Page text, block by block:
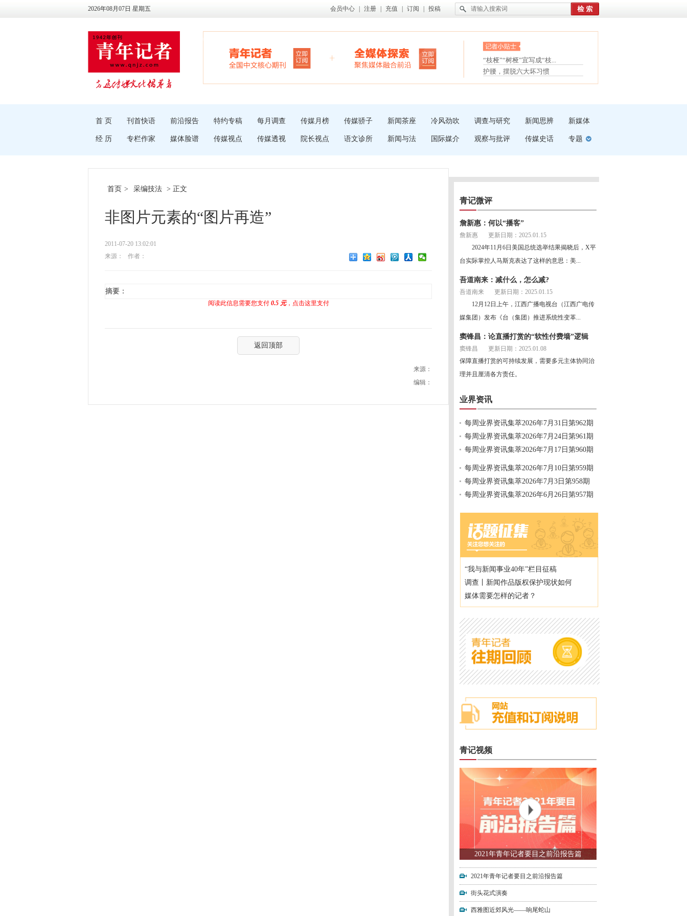
2026年08月07日 星期五 会员中心 注册 充值 订阅 投稿
眼白变红或是结膜下出血
“枝桠”“树桠”宜写成“枝...
夏天缓解疲劳有三招
护腰，摆脱六大坏习惯
受伤了冰敷还是热敷
首 页 刊首快语 前沿报告 特约专稿 每月调查 传媒月榜 传媒骄子 新闻茶座 冷风劲吹 调查与研究 新闻思辨 新媒体
经 历 专栏作家 媒体脸谱 传媒视点 传媒透视 院长视点 语文诊所 新闻与法 国际媒介 观察与批评 传媒史话 专题
首页 > 采编技法 > 正文
非图片元素的“图片再造”
2011-07-20 13:02:01
来源：
作者：
摘要：
阅读此信息需要您支付 0.5 元，点击这里支付
返回顶部
来源：
编辑：
青记微评
詹新惠：何以“播客”
詹新惠
更新日期：2025.01.15
2024年11月6日美国总统选举结果揭晓后，X平
台实际掌控人马斯克表达了这样的意思：美...
吾道南来：减什么，怎么减?
吾道南来
更新日期：2025.01.15
12月12日上午，江西广播电视台（江西广电传
媒集团）发布《台（集团）推进系统性变革...
窦锋昌：论直播打赏的“软性付费墙”逻辑
窦锋昌
更新日期：2025.01.08
保障直播打赏的可持续发展，需要多元主体协同治
理并且厘清各方责任。
业界资讯
每周业界资讯集萃2026年7月31日第962期
每周业界资讯集萃2026年7月24日第961期
每周业界资讯集萃2026年7月17日第960期
每周业界资讯集萃2026年7月10日第959期
每周业界资讯集萃2026年7月3日第958期
每周业界资讯集萃2026年6月26日第957期
“我与新闻事业40年”栏目征稿
调查丨新闻作品版权保护现状如何
媒体需要怎样的记者？
青记视频
2021年青年记者要目之前沿报告篇
2021年青年记者要目之前沿报告篇
街头花式演奏
西雅图近郊风光——响尾蛇山